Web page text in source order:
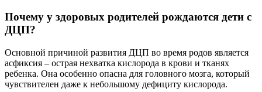
Почему у здоровых родителей рождаются дети с
ДЦП?
Основной причиной развития ДЦП во время родов является
асфиксия – острая нехватка кислорода в крови и тканях
ребенка. Она особенно опасна для головного мозга, который
чувствителен даже к небольшому дефициту кислорода.